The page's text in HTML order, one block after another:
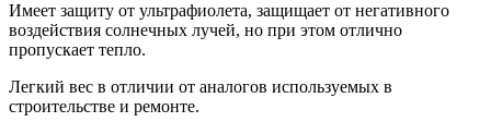
Имеет защиту от ультрафиолета, защищает от негативного
воздействия солнечных лучей, но при этом отлично
пропускает тепло.
Легкий вес в отличии от аналогов используемых в
строительстве и ремонте.